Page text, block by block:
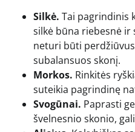
Silkė. Tai pagrindinis
silkė būna riebesnė ir
neturi būti
subalansuos skonį.
Morkos. Rinkitės
suteikia pagrindinę
Svogūnai. Paprasti
švelnesnio skonio,